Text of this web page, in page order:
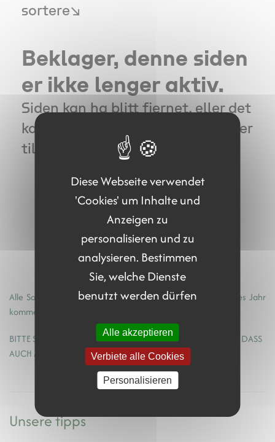
Alle Sammelstellen werden regelmäßig kontrolliert und jedes Jahr
kommen neue Entsorgungsmöglichkeiten hinzu.
BITTE SCHÜTZEN SIE DIE UMWELT UND SORGEN SIE DAFÜR, DASS
AUCH ANDERE DAS TUN ;-)
Unsere tipps
Diese Webseite verwendet
'Cookies' um Inhalte und
Anzeigen zu
personalisieren und zu
analysieren. Bestimmen
Sie, welche Dienste
benutzt werden dürfen
Alle akzeptieren
Verbiete alle Cookies
Personalisieren